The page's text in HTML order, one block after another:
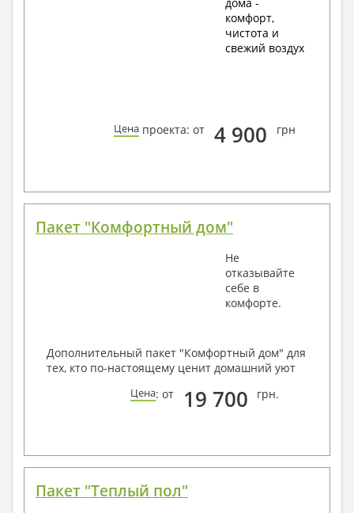
комфорт,
чистота и
свежий воздух
Цена проекта: от 4 900 грн
Пакет "Комфортный дом"
Не
отказывайте
себе в
комфорте.
Дополнительный пакет "Комфортный дом" для
тех, кто по-настоящему ценит домашний уют
Цена: от 19 700 грн.
Пакет "Теплый пол"